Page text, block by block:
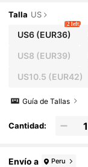
Talla US
US6(EUR36)
2 left
US8 (EUR39)
US10.5 (EUR42)
Guía de Tallas
Cantidad:
Envío a Peru